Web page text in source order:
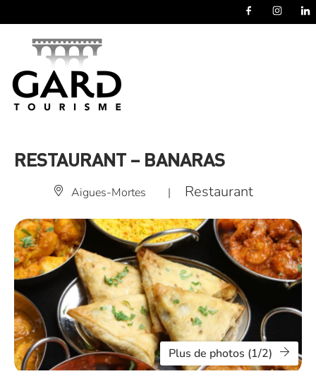
RESTAURANT – BANARAS
Aigues-Mortes | Restaurant
Plus de photos (1/2)